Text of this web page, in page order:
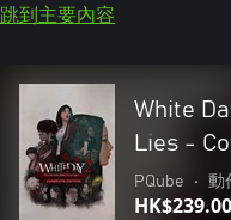
跳到主要內容
White
Lies -
PQube • 動
HK$239.00